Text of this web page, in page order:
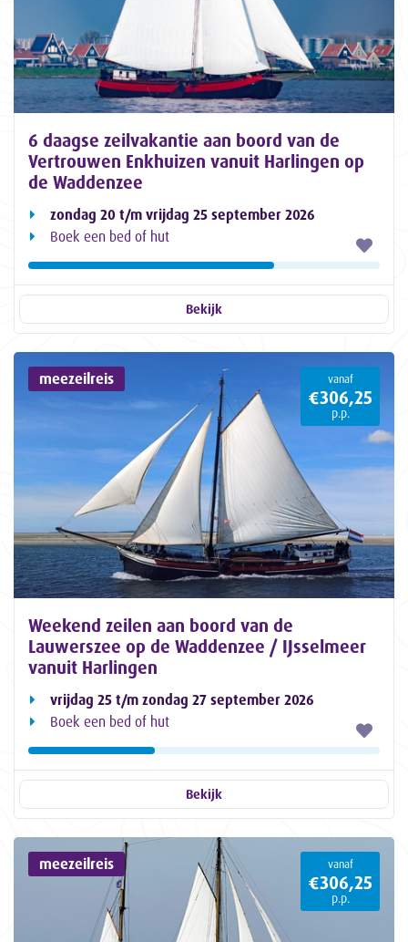
6 daagse zeilvakantie aan boord van de
Vertrouwen Enkhuizen vanuit Harlingen op
de Waddenzee
zondag 20 t/m vrijdag 25 september 2026
Boek een bed of hut
Bekijk
meezeilreis vanaf
€306,25
p.p.
Weekend zeilen aan boord van de
Lauwerszee op de Waddenzee / IJsselmeer
vanuit Harlingen
vrijdag 25 t/m zondag 27 september 2026
Boek een bed of hut
Bekijk
meezeilreis vanaf
€306,25
p.p.